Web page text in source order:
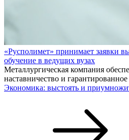
«Русполимет» принимает заявки
обучение в ведущих вузах
Металлургическая компания
наставничество и
Экономика: выстоять и